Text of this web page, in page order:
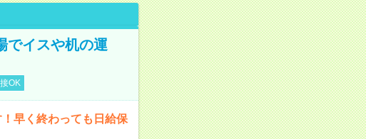
でイスや机の運
OK
早く終わっても日給保